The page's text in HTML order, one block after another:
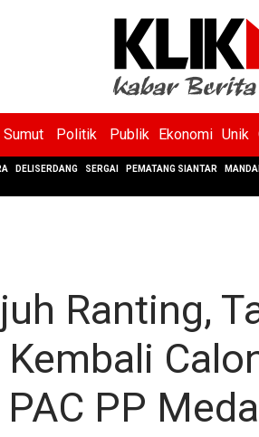
Sumut Politik Publik Ekonomi Unik
DELISERDANG SERGAI PEMATANG SIANTAR
Ranting,
PP